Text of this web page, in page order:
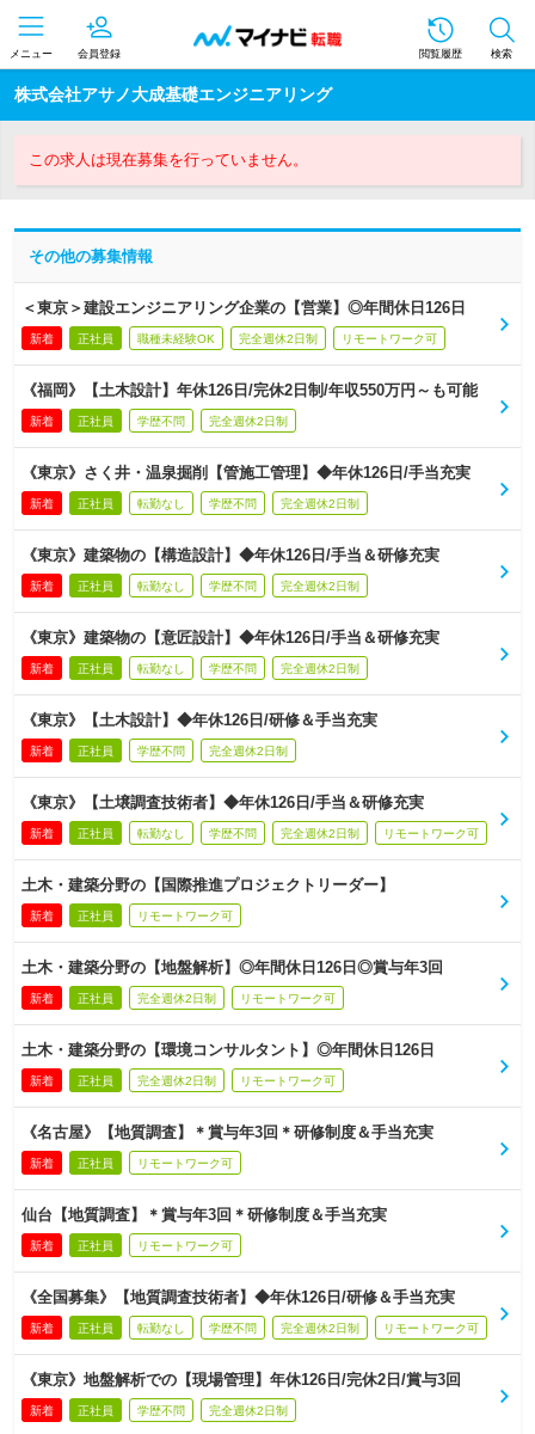
メニュー 会員登録 閲覧履歴 検索
株式会社アサノ大成基礎エンジニアリング
この求人は現在募集を行っていません。
その他の募集情報
＜東京＞建設エンジニアリング企業の【営業】◎年間休日126日
新着 正社員 職種未経験OK 完全週休2日制 リモートワーク可
《福岡》【土木設計】年休126日/完休2日制/年収550万円～も可能
新着 正社員 学歴不問 完全週休2日制
《東京》さく井・温泉掘削【管施工管理】◆年休126日/手当充実
新着 正社員 転勤なし 学歴不問 完全週休2日制
《東京》建築物の【構造設計】◆年休126日/手当＆研修充実
新着 正社員 転勤なし 学歴不問 完全週休2日制
《東京》建築物の【意匠設計】◆年休126日/手当＆研修充実
新着 正社員 転勤なし 学歴不問 完全週休2日制
《東京》【土木設計】◆年休126日/研修＆手当充実
新着 正社員 学歴不問 完全週休2日制
《東京》【土壌調査技術者】◆年休126日/手当＆研修充実
新着 正社員 転勤なし 学歴不問 完全週休2日制 リモートワーク可
土木・建築分野の【国際推進プロジェクトリーダー】
新着 正社員 リモートワーク可
土木・建築分野の【地盤解析】◎年間休日126日◎賞与年3回
新着 正社員 完全週休2日制 リモートワーク可
土木・建築分野の【環境コンサルタント】◎年間休日126日
新着 正社員 完全週休2日制 リモートワーク可
《名古屋》【地質調査】＊賞与年3回＊研修制度＆手当充実
新着 正社員 リモートワーク可
仙台【地質調査】＊賞与年3回＊研修制度＆手当充実
新着 正社員 リモートワーク可
《全国募集》【地質調査技術者】◆年休126日/研修＆手当充実
新着 正社員 転勤なし 学歴不問 完全週休2日制 リモートワーク可
《東京》地盤解析での【現場管理】年休126日/完休2日/賞与3回
新着 正社員 学歴不問 完全週休2日制